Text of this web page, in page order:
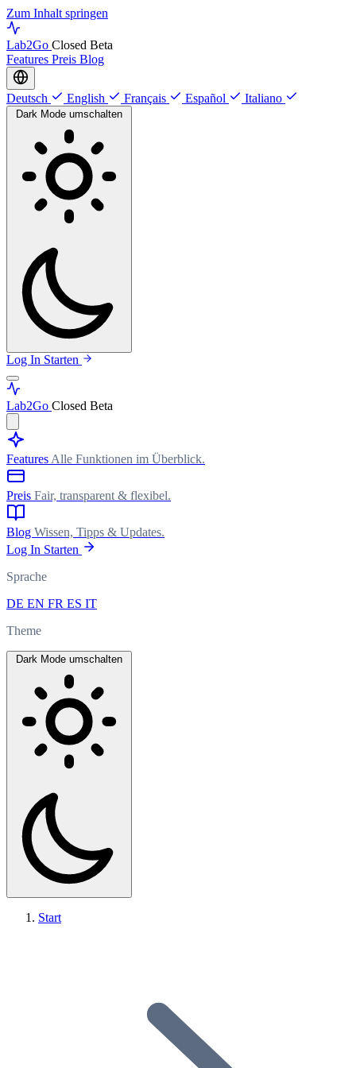
Zum Inhalt springen
Lab2Go Closed Beta
Features Preis Blog
Deutsch English Français Español Italiano
Dark Mode umschalten
Log In Starten
Lab2Go Closed Beta
Features Alle Funktionen im Überblick.
Preis Fair, transparent & flexibel.
Blog Wissen, Tipps & Updates.
Log In Starten
Sprache
DE EN FR ES IT
Theme
Dark Mode umschalten
Start